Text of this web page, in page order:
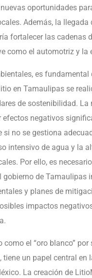
oportunidades
Además, la llegada
fortalecer las cadenas
como el automotriz y la
es fundamental
en Tamaulipas se
de sostenibilidad. La
efectos negativos
si no se gestiona
intensivo de agua y la
Por ello, es
gobierno de Tamaulipas
y planes de
impactos
como el “oro blanco” por
tiene un papel central en
La creación de